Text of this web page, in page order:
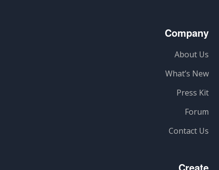
Company
About Us
What’s New
Press Kit
Forum
Contact Us